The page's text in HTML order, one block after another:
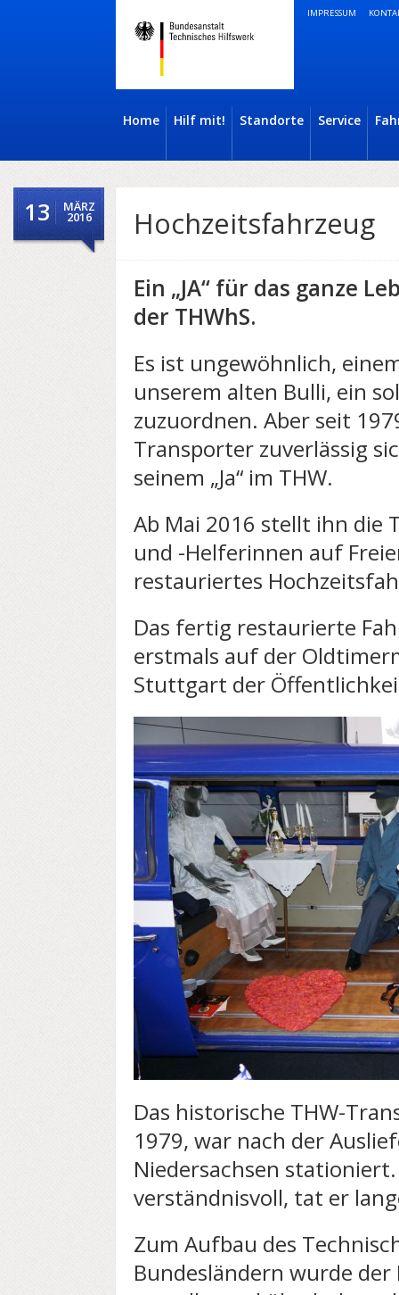
IMPRESSUM
Home Hilf mit! Standorte Service
13 MÄRZ
2016 Hochzeitsfahrzeug
Ein „JA“ für das ganze
der THWhS.
Es ist ungewöhnlich,
unserem alten Bulli, ein
zuzuordnen. Aber seit
Transporter zuverlässig
seinem „Ja“ im THW.
Ab Mai 2016 stellt ihn die
und -Helferinnen auf
restauriertes
Das fertig restaurierte
erstmals auf der
Stuttgart der
Das historische THW-
1979, war nach der
Niedersachsen
verständnisvoll, tat er
Zum Aufbau des
Bundesländern wurde